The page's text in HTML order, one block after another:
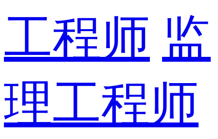
工程师 监
理工程师